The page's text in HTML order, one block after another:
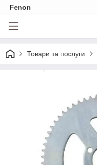
Fenon
Товари та послуги